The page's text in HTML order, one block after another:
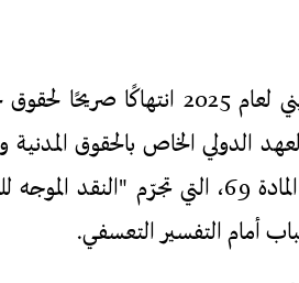
يشكّل قانون الصحافة والإعلام الإلكتروني البحريني
من الدستور البحريني والمادة 19 من العهد الدولي الخاص
هذا القانون العديد من البنود الفضفاضة، مثل المادة 69،
أمام التفسير التعسفي.